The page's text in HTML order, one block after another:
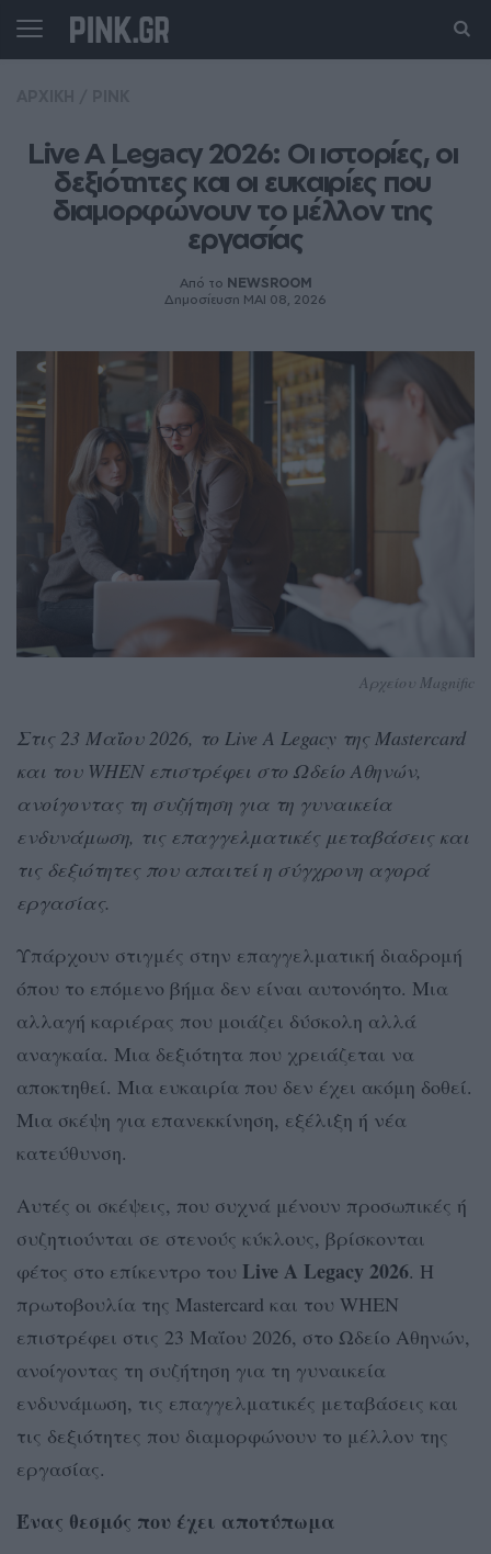
Live A Legacy 2026: Οι ιστορίες, οι
δεξιότητες και οι ευκαιρίες που
διαμορφώνουν το μέλλον της
εργασίας
Από το NEWSROOM
Δημοσίευση ΜΑΙ 08, 2026
Αρχείου Magnific
Στις 23 Μαΐου 2026, το Live A Legacy της Mastercard
και του WHEN επιστρέφει στο Ωδείο Αθηνών,
ανοίγοντας τη συζήτηση για τη γυναικεία
ενδυνάμωση, τις επαγγελματικές μεταβάσεις και
τις δεξιότητες που απαιτεί η σύγχρονη αγορά
εργασίας.
Υπάρχουν στιγμές στην επαγγελματική διαδρομή
όπου το επόμενο βήμα δεν είναι αυτονόητο. Μια
αλλαγή καριέρας που μοιάζει δύσκολη αλλά
αναγκαία. Μια δεξιότητα που χρειάζεται να
αποκτηθεί. Μια ευκαιρία που δεν έχει ακόμη δοθεί.
Μια σκέψη για επανεκκίνηση, εξέλιξη ή νέα
κατεύθυνση.
Αυτές οι σκέψεις, που συχνά μένουν προσωπικές ή
συζητιούνται σε στενούς κύκλους, βρίσκονται
φέτος στο επίκεντρο του Live A Legacy 2026. Η
πρωτοβουλία της Mastercard και του WHEN
επιστρέφει στις 23 Μαΐου 2026, στο Ωδείο Αθηνών,
ανοίγοντας τη συζήτηση για τη γυναικεία
ενδυνάμωση, τις επαγγελματικές μεταβάσεις και
τις δεξιότητες που διαμορφώνουν το μέλλον της
εργασίας.
Ένας θεσμός που έχει αποτύπωμα